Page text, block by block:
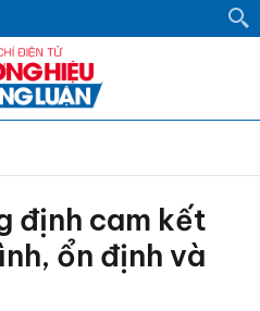
định cam kết
ổn định và